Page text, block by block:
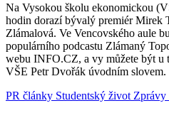
Na Vysokou školu ekonomickou
hodin dorazí bývalý premiér Mirek
Zlámalová. Ve Vencovského aule
populárního podcastu Zlámaný
webu INFO.CZ, a vy můžete být u
VŠE Petr Dvořák úvodním slovem.
PR články Studentský život Zprávy